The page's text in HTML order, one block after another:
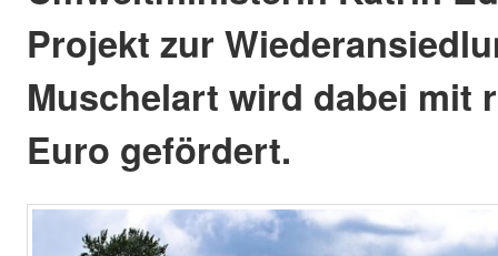
Projekt zur
Muschelart wird dabei mit
Euro gefördert.